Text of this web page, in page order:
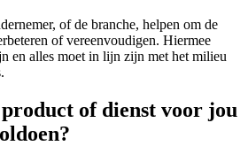
of de branche, helpen om de
of vereenvoudigen. Hiermee
en alles moet in lijn zijn met het milieu
of dienst voor jou